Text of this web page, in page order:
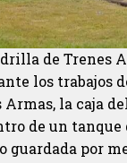
de Trenes
los trabajos
Armas, la caja
de un tanque
guardada por